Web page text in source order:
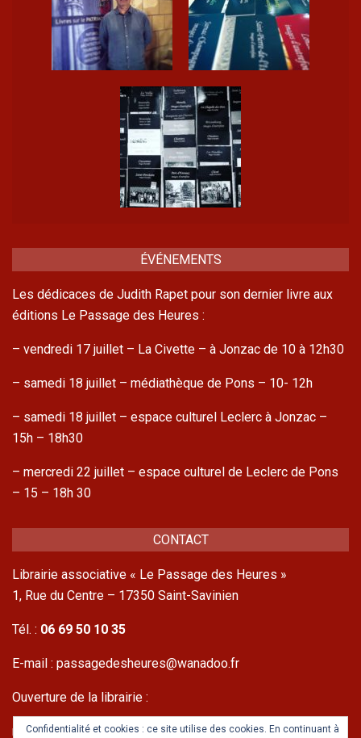
ÉVÉNEMENTS
Les dédicaces de Judith Rapet pour son dernier livre aux
éditions Le Passage des Heures :
– vendredi 17 juillet – La Civette – à Jonzac de 10 à 12h30
– samedi 18 juillet – médiathèque de Pons – 10- 12h
– samedi 18 juillet – espace culturel Leclerc à Jonzac –
15h – 18h30
– mercredi 22 juillet – espace culturel de Leclerc de Pons
– 15 – 18h 30
CONTACT
Librairie associative « Le Passage des Heures »
1, Rue du Centre – 17350 Saint-Savinien
Tél. : 06 69 50 10 35
E-mail : passagedesheures@wanadoo.fr
Ouverture de la librairie :
mercredis et samedis
Confidentialité et cookies : ce site utilise des cookies. En continuant à